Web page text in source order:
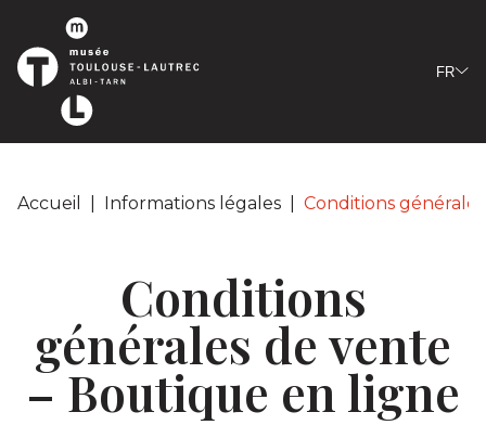
Panneau de gestion des cookies
FR
Accueil Informations légales Conditions
Conditions
générales de vente
– Boutique en ligne